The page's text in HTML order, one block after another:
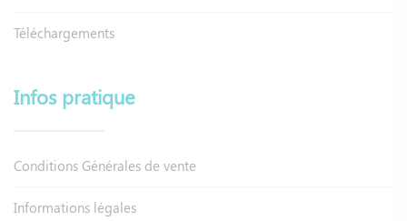
Téléchargements
Infos pratique
Conditions Générales de vente
Informations légales